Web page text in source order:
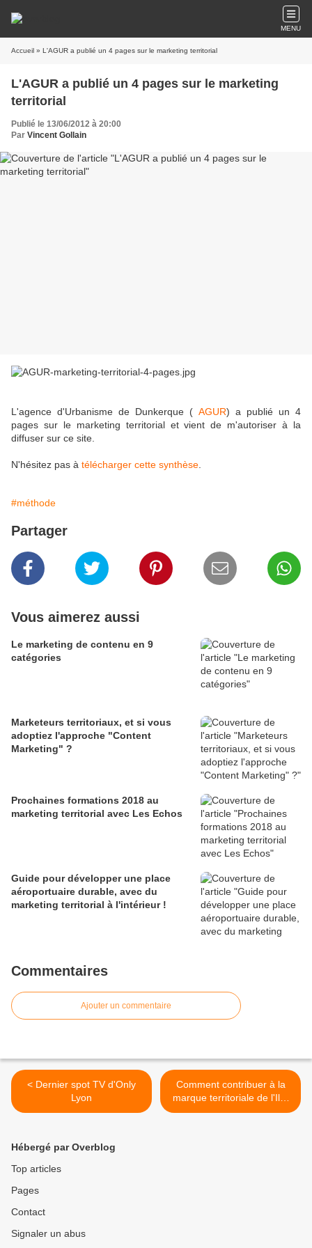
MENU
Accueil » L'AGUR a publié un 4 pages sur le marketing territorial
L'AGUR a publié un 4 pages sur le marketing
territorial
Publié le 13/06/2012 à 20:00
Par Vincent Gollain
L'agence d'Urbanisme de Dunkerque ( AGUR) a publié un 4
pages sur le marketing territorial et vient de m'autoriser à la
diffuser sur ce site.
N'hésitez pas à télécharger cette synthèse
#méthode
Partager
Vous aimerez aussi
Le marketing de contenu en 9
catégories
Marketeurs territoriaux, et si vous
adoptiez l'approche "Content
Marketing" ?
Prochaines formations 2018 au
marketing territorial avec Les Echos
Guide pour développer une place
aéroportuaire durable, avec du
marketing territorial à l'intérieur !
Commentaires
Ajouter un commentaire
< Dernier spot TV d'Only
Lyon
Comment contribuer à la
marque territoriale de l'Ile-
de-France ? >
Hébergé par Overblog
Top articles
Pages
Contact
Signaler un abus